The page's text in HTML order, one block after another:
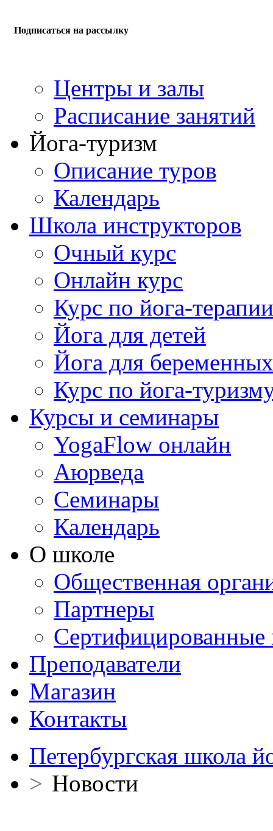
Подписаться на рассылку
Центры и залы
Расписание занятий
Йога-туризм
Описание туров
Календарь
Школа инструкторов
Очный курс
Онлайн курс
Курс по йога-терапии
Йога для детей
Йога для беременных
Курс по йога-
Курсы и семинары
YogaFlow онлайн
Аюрведа
Семинары
Календарь
О школе
Общественная
Партнеры
Сертифицированные
Преподаватели
Магазин
Контакты
Петербургская школа
> Новости